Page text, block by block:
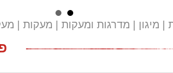
מיגון מדרגות ומעקות מעקות